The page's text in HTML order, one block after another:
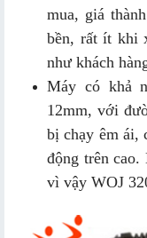
mua, giá
bền, rất ít khi
như khách
Máy có khả
12mm, với
bị chạy êm ái,
động trên cao.
vì vậy WOJ